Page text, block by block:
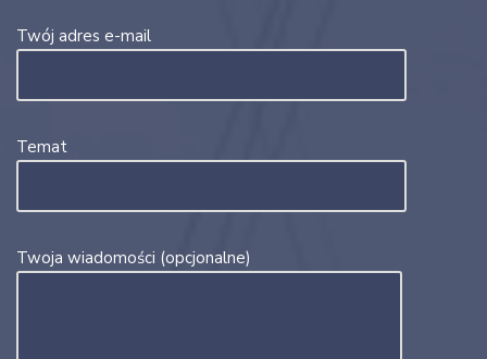
Twój adres e-mail
Temat
Twoja wiadomości (opcjonalne)